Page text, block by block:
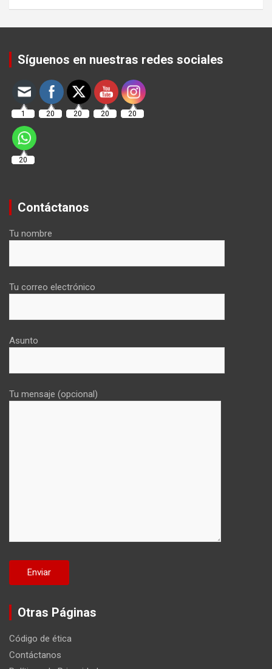
Síguenos en nuestras redes sociales
1 20 20 20 20
20
Contáctanos
Tu nombre
Tu correo electrónico
Asunto
Tu mensaje (opcional)
Otras Páginas
Código de ética
Contáctanos